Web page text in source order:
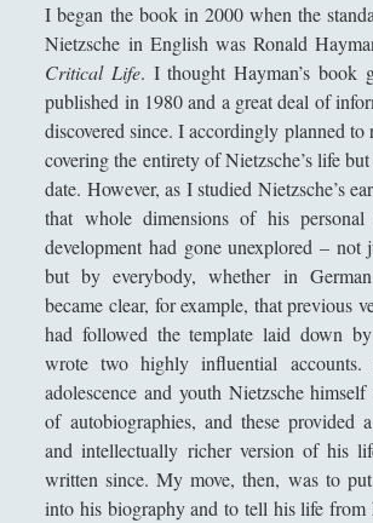
► In edicola (1)
Interviste(70)
► Itinerari (14)
► Musica
► Scacchi(42)
► Scoutismo(1)
► Segnalazioni(223)
► Sicurezza e Relazioni Internazionali(14)
► Storia della Letteratura
► Utilità(12)
► Venere in Cornice(44)
I began the book in 2000 when the
Nietzsche in English was Ronald
Critical Life. I thought Hayman’s book
published in 1980 and a great deal of
discovered since. I accordingly planned
covering the entirety of Nietzsche’s life
date. However, as I studied Nietzsche’s
that whole dimensions of his personal
development had gone unexplored – not
but by everybody, whether in
became clear, for example, that previous
had followed the template laid down
wrote two highly influential
adolescence and youth Nietzsche
of autobiographies, and these provided
and intellectually richer version of his
written since. My move, then, was to
into his biography and to tell his life